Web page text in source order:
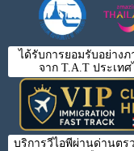
ได้รับการยอมรับอย่างภ
จาก T.A.T ประเทศ
บริการวีไอพีผ่านด่านตร